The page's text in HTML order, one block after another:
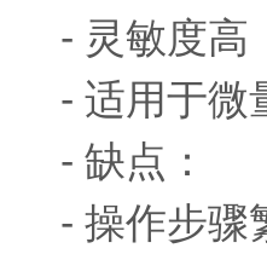
- 灵敏度高
- 适用于微
- 缺点：
- 操作步骤